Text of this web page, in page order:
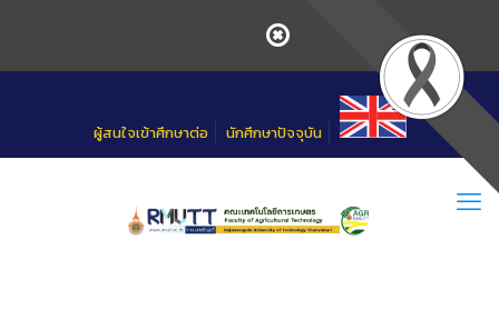
ผู้สนใจเข้าศึกษาต่อ นักศึกษาปัจจุบัน